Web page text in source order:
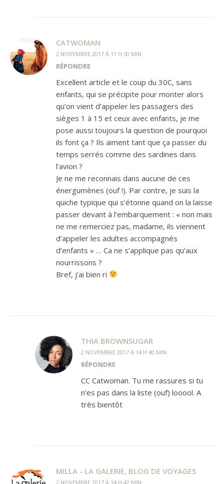
CATWOMAN
2 NOVEMBRE 2017 À 11 H 50 MIN
RÉPONDRE
Excellent article et le coup du 30C, sans
enfants, qui se précipite pour monter alors
qu’on vient d’appeler les passagers des
sièges 1 à 15 et ceux avec enfants, je me
pose aussi toujours la question de pourquoi
ils font ça ? Ils aiment tant que ça passer du
temps serrés comme des sardines dans
l’avion ?
Je ne me reconnais dans aucune de ces
énergumènes (ouf !). Par contre, je suis la
quiche typique qui s’étonne quand on la laisse
passer devant à l’embarquement : « non mais
ne me remerciez pas, madame, ils viennent
d’appeler les adultes accompagnés
d’enfants » … Ca ne s’applique pas qu’aux
nourrissons ?
Bref, j’ai bien ri
THIA BROWNSUGAR
2 NOVEMBRE 2017 À 14 H 40 MIN
RÉPONDRE
CC Catwoman. Tu me rassures si tu
n’es pas dans la liste (ouf) looool. A
très bientôt
MILLA - LA GALERIE, BLOG DE VOYAGES
2 NOVEMBRE 2017 À 14 H 42 MIN